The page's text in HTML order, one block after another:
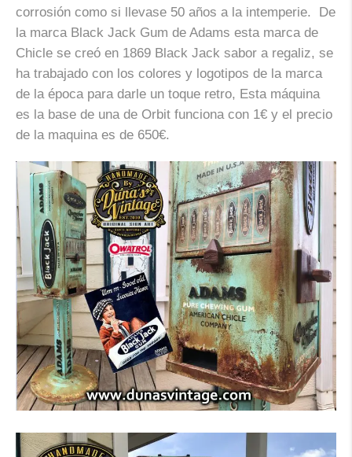
corrosión como si llevase 50 años a la intemperie. De
la marca Black Jack Gum de Adams esta marca de
Chicle se creó en 1869 Black Jack sabor a regaliz, se
ha trabajado con los colores y logotipos de la marca
de la época para darle un toque retro, Esta máquina
es la base de una de Orbit funciona con 1€ y el precio
de la maquina es de 650€.